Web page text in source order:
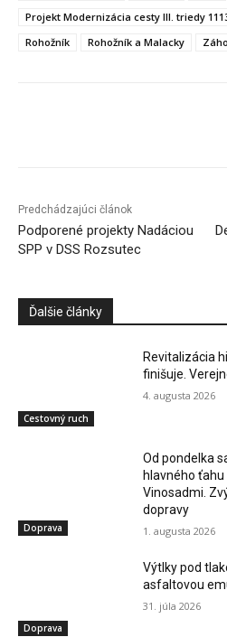
Projekt Modernizácia cesty III. triedy
Rohožník
Rohožník a Malacky
Predchádzajúci článok
Podporené projekty Nadáciou
SPP v DSS Rozsutec
Ďalšie články
Cestovný ruch
Revitalizácia
finišuje.
4. augusta 2026
Doprava
Od pondelka
hlavného
Vinosadmi.
dopravy
1. augusta 2026
Doprava
Výtlky pod
asfaltovou
31. júla 2026